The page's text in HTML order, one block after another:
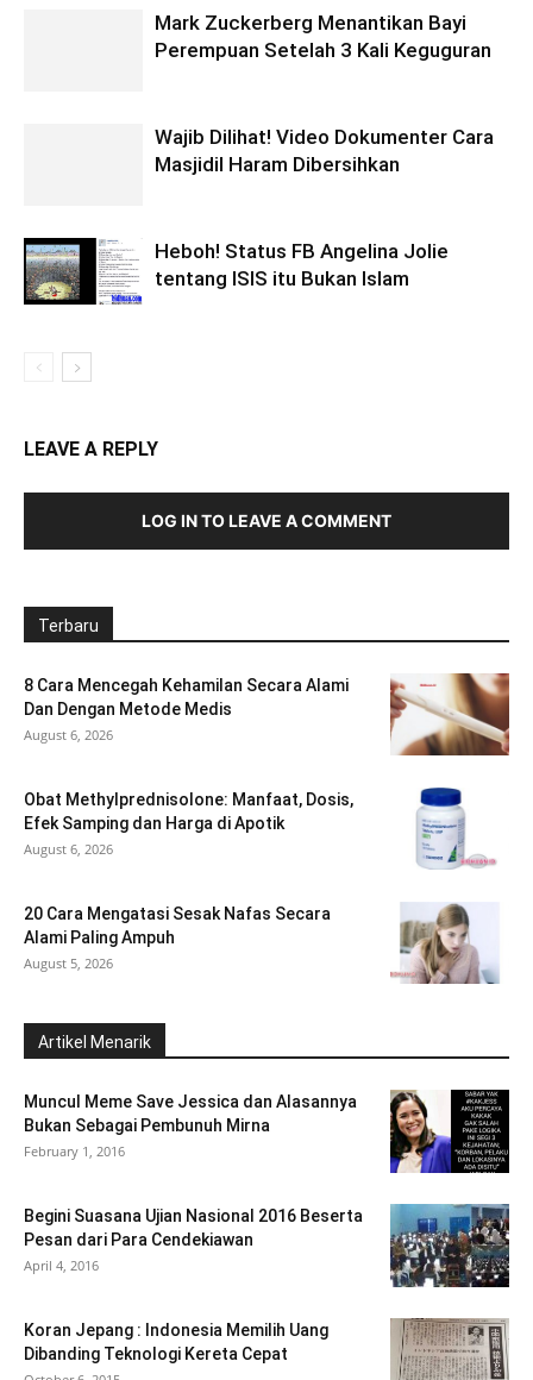
Mark Zuckerberg Menantikan Bayi
Perempuan Setelah 3 Kali Keguguran
Wajib Dilihat! Video Dokumenter Cara
Masjidil Haram Dibersihkan
Heboh! Status FB Angelina Jolie
tentang ISIS itu Bukan Islam
LEAVE A REPLY
LOG IN TO LEAVE A COMMENT
Terbaru
8 Cara Mencegah Kehamilan Secara Alami
Dan Dengan Metode Medis
August 6, 2026
Obat Methylprednisolone: Manfaat, Dosis,
Efek Samping dan Harga di Apotik
August 6, 2026
20 Cara Mengatasi Sesak Nafas Secara
Alami Paling Ampuh
August 5, 2026
Artikel Menarik
Muncul Meme Save Jessica dan Alasannya
Bukan Sebagai Pembunuh Mirna
February 1, 2016
Begini Suasana Ujian Nasional 2016 Beserta
Pesan dari Para Cendekiawan
April 4, 2016
Koran Jepang : Indonesia Memilih Uang
Dibanding Teknologi Kereta Cepat